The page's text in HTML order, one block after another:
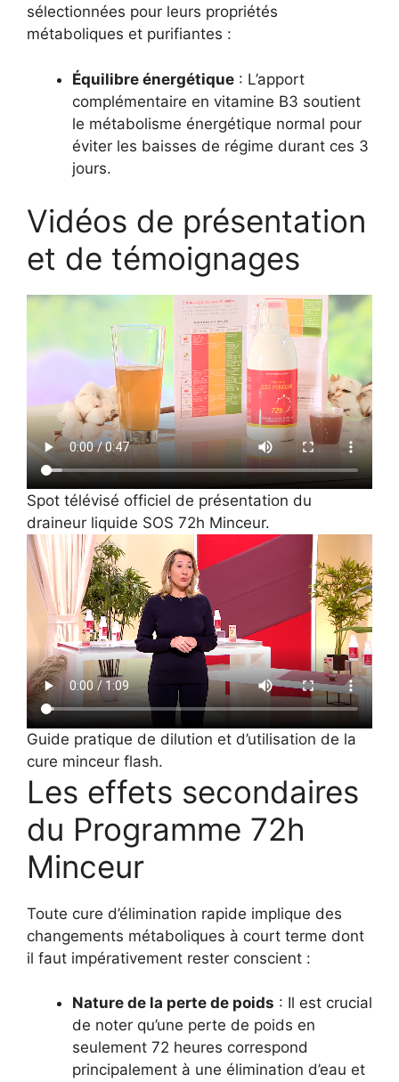
sélectionnées pour leurs propriétés
métaboliques et purifiantes :
Équilibre énergétique : L’apport
complémentaire en vitamine B3 soutient
le métabolisme énergétique normal pour
éviter les baisses de régime durant ces 3
jours.
Vidéos de présentation
et de témoignages
Spot télévisé officiel de présentation du
draineur liquide SOS 72h Minceur.
Guide pratique de dilution et d’utilisation de la
cure minceur flash.
Les effets secondaires
du Programme 72h
Minceur
Toute cure d’élimination rapide implique des
changements métaboliques à court terme dont
il faut impérativement rester conscient :
Nature de la perte de poids : Il est crucial
de noter qu’une perte de poids en
seulement 72 heures correspond
principalement à une élimination d’eau et